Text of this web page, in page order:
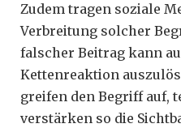
Zudem tragen soziale
Verbreitung solcher
falscher Beitrag kann
Kettenreaktion
greifen den Begriff auf,
verstärken so die